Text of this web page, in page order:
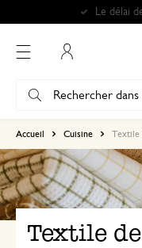
Retrait
Accueil Cuisine Textile
Textile